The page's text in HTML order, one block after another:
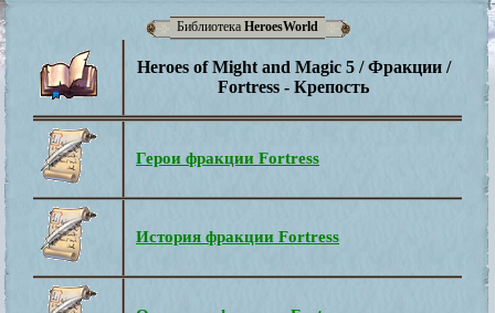
Библиотека HeroesWorld
Heroes of Might and Magic 5 / Фракции /
Fortress - Крепость
Герои фракции Fortress
История фракции Fortress